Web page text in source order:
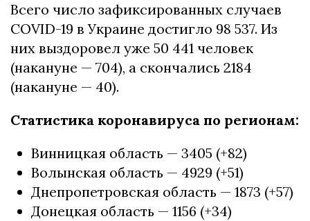
Всего число зафиксированных случаев
COVID-19 в Украине достигло 98 537. Из
них выздоровел уже 50 441 человек
(накануне — 704), а скончались 2184
(накануне — 40).
Статистика коронавируса по регионам:
Винницкая область — 3405 (+82)
Волынская область — 4929 (+51)
Днепропетровская область — 1873 (+57)
Донецкая область — 1156 (+34)